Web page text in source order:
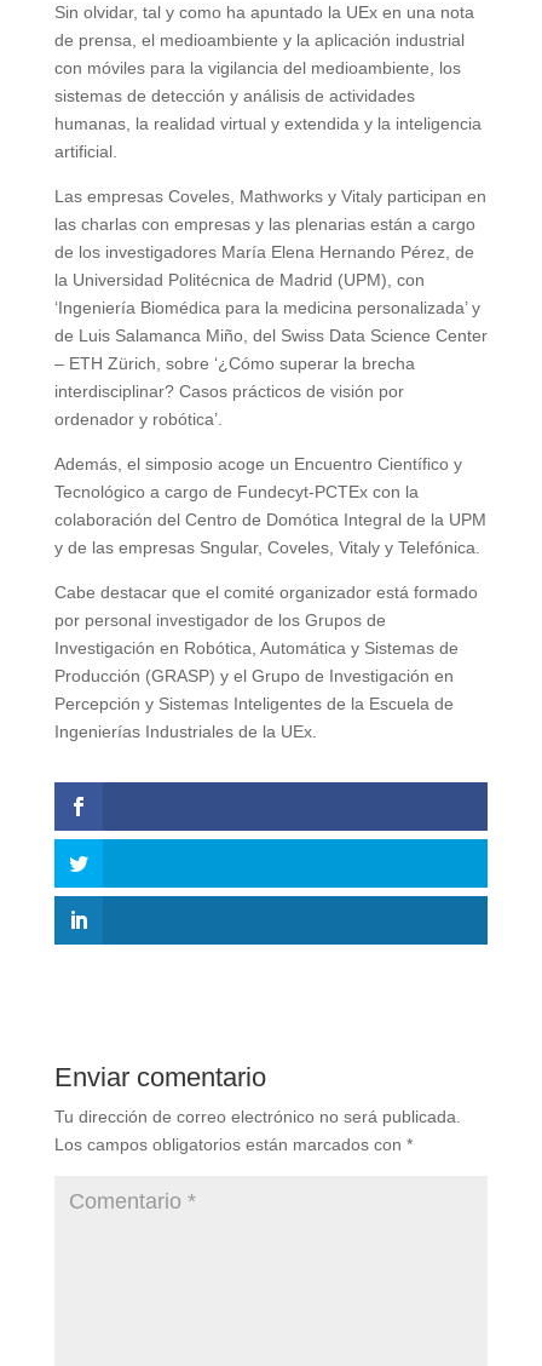
Sin olvidar, tal y como ha apuntado la UEx en una nota
de prensa, el medioambiente y la aplicación industrial
con móviles para la vigilancia del medioambiente, los
sistemas de detección y análisis de actividades
humanas, la realidad virtual y extendida y la inteligencia
artificial.
Las empresas Coveles, Mathworks y Vitaly participan en
las charlas con empresas y las plenarias están a cargo
de los investigadores María Elena Hernando Pérez, de
la Universidad Politécnica de Madrid (UPM), con
‘Ingeniería Biomédica para la medicina personalizada’ y
de Luis Salamanca Miño, del Swiss Data Science Center
– ETH Zürich, sobre ‘¿Cómo superar la brecha
interdisciplinar? Casos prácticos de visión por
ordenador y robótica’.
Además, el simposio acoge un Encuentro Científico y
Tecnológico a cargo de Fundecyt-PCTEx con la
colaboración del Centro de Domótica Integral de la UPM
y de las empresas Sngular, Coveles, Vitaly y Telefónica.
Cabe destacar que el comité organizador está formado
por personal investigador de los Grupos de
Investigación en Robótica, Automática y Sistemas de
Producción (GRASP) y el Grupo de Investigación en
Percepción y Sistemas Inteligentes de la Escuela de
Ingenierías Industriales de la UEx.
Enviar comentario
Tu dirección de correo electrónico no será publicada.
Los campos obligatorios están marcados con *